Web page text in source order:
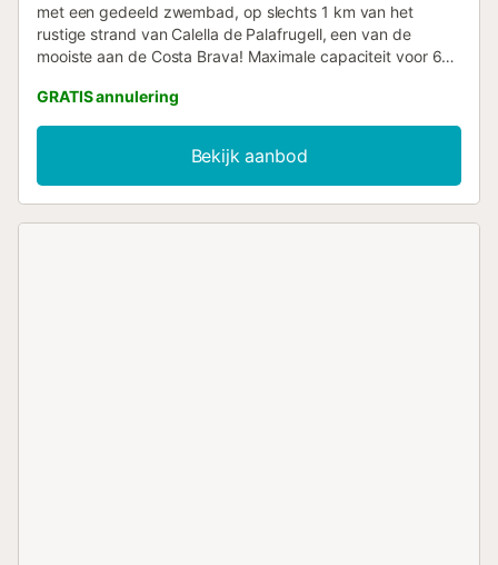
met een gedeeld zwembad, op slechts 1 km van het
rustige strand van Calella de Palafrugell, een van de
mooiste aan de Costa Brava! Maximale capaciteit voor 6
Costa Brava! Dit appartement bevindt zich op de begane
grond. Het beschikt over een terras waar u kunt genieten
van ontbijt en maaltijden in de zon met uitzicht op het
zwembad, een woon-eetkamer met tv en directe toegang
tot het terras. Keuken met al het benodigde kookgerei,
GRATIS annulering
Bekijk aanbod